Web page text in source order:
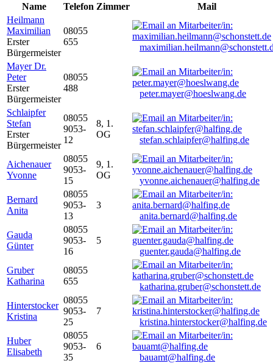
Name
Telefon Zimmer
Mail
Heilmann
Maximilian
Erster
Bürgermeister
08055
655
Mayer Dr.
Peter
Erster
Bürgermeister
08055
488
peter.mayer@hoeslwang.de
Schlaipfer
Stefan
Erster
Bürgermeister
08055
9053-
12
8, 1.
OG
stefan.schlaipfer@halfing.de
Aichenauer
Yvonne
08055
9053-
15
9, 1.
OG
yvonne.aichenauer@halfing.de
Bernard
Anita
08055
9053-
13
3
anita.bernard@halfing.de
Gauda
Günter
08055
9053-
16
5
guenter.gauda@halfing.de
Gruber
Katharina
08055
655
katharina.gruber@schonstett.de
Hinterstocker
Kristina
08055
9053-
25
7
kristina.hinterstocker@halfing.de
Huber
Elisabeth
08055
9053-
35
6
bauamt@halfing.de